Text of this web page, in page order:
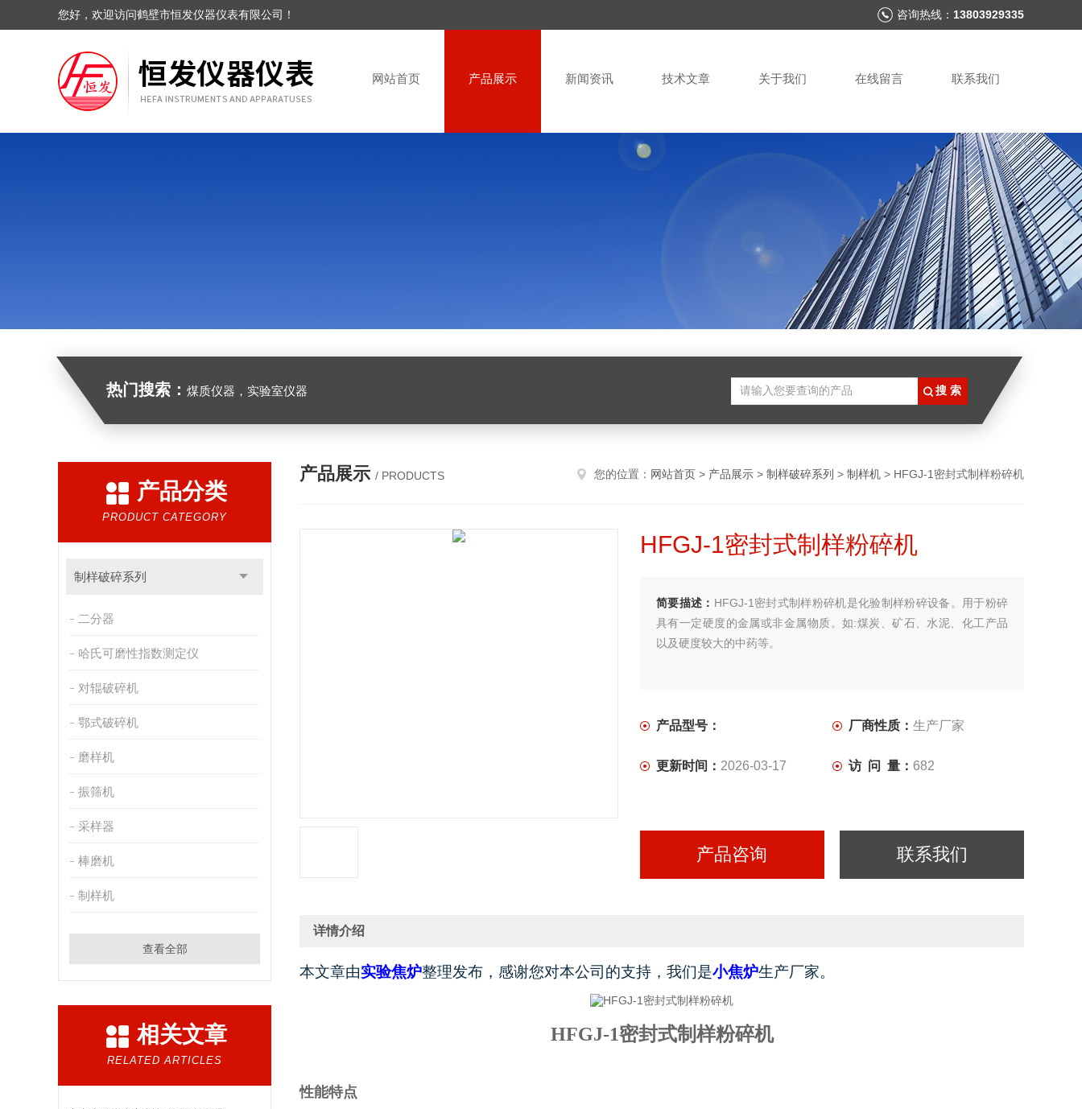
您好，欢迎访问鹤壁市恒发仪器仪表有限公司！ 咨询热线： 13803929335
网站首页 产品展示 新闻资讯 技术文章 关于我们 在线留言 联系我们
热门搜索： 煤质仪器，实验室仪器
产品分类
PRODUCT CATEGORY
制样破碎系列
二分器
哈氏可磨性指数测定仪
对辊破碎机
鄂式破碎机
磨样机
振筛机
采样器
棒磨机
制样机
查看全部
相关文章
RELATED ARTICLES
产品展示 / PRODUCTS 您的位置： 网站首页 > 产品展示 > 制样破碎系列 > 制样机 > HFGJ-1密封式制样粉碎机
HFGJ-1密封式制样粉碎机
简要描述： HFGJ-1密封式制样粉碎机是化验制样粉碎设备。用于粉碎
具有一定硬度的金属或非金属物质。如:煤炭、矿石、水泥、化工产品
以及硬度较大的中药等。
产品型号： 厂商性质： 生产厂家
更新时间： 2026-03-17 访 问 量： 682
产品咨询 联系我们
详情介绍
本文章由实验焦炉整理发布，感谢您对本公司的支持， 我们是小焦炉生产厂家。
HFGJ-1密封式制样粉碎机
性能特点